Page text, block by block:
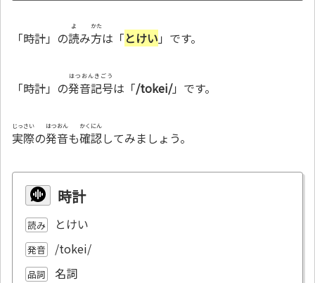
「時計」の読
よ
み方
かた
は「とけい 」です。
「時計」の発音記号
はつおんきごう
は「/tokei/」です。
実際
じっさい
の発音
はつおん
も確認
かくにん
してみましょう。
時計
読み とけい
発音 /tokei/
品詞 名詞